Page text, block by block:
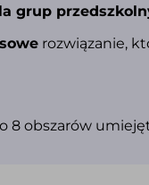
grup
rozwiązanie,
8 obszarów